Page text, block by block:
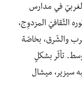
في مدارس
الثّقافيّ المزدوِج،
والشّرق، بخاصّة
تأثّر بشكلٍ
سيزير، ميشال